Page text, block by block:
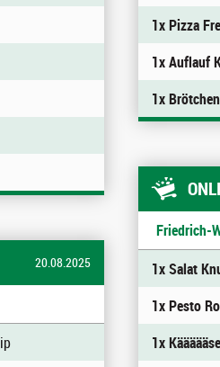
20.08.2025
1x Pizza
1x Auflauf
1x
Friedrich-
1x Salat
1x Pesto
1x